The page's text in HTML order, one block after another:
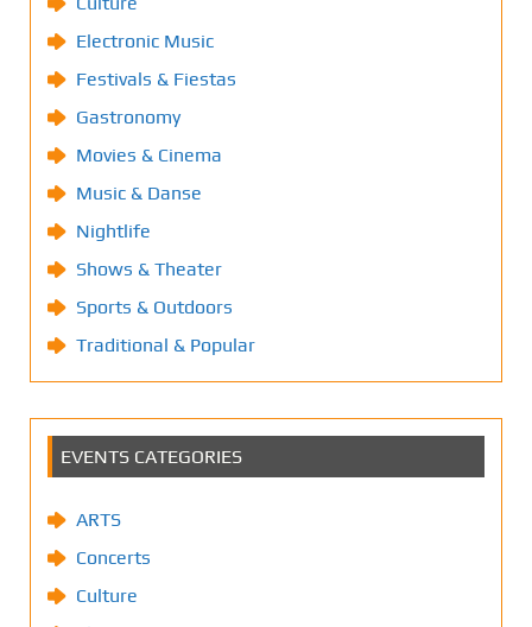
Electronic Music
Festivals & Fiestas
Gastronomy
Movies & Cinema
Music & Danse
Nightlife
Shows & Theater
Sports & Outdoors
Traditional & Popular
EVENTS CATEGORIES
ARTS
Concerts
Culture